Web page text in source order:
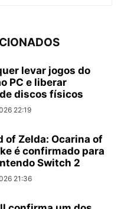
levar jogos do
PC e liberar
discos físicos
22:19
of Zelda: Ocarina of
é confirmado para
Switch 2
21:36